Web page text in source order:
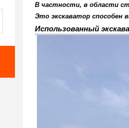
В частности, в области
Это экскаватор способен
Использованный